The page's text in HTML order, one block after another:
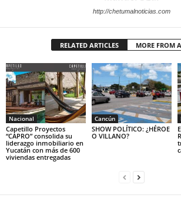
http://chetumalnoticias.com
RELATED ARTICLES MORE FROM
Nacional
Capetillo Proyectos
“CAPRO” consolida su
liderazgo inmobiliario en
Yucatán con más de 600
viviendas entregadas
Cancún
SHOW POLÍTICO: ¿HÉROE
O VILLANO?